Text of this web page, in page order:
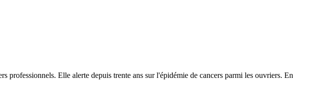
Elle alerte depuis trente ans sur l'épidémie de cancers parmi les ouvriers. En